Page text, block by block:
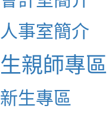
人事室簡介
生親師專區
新生專區